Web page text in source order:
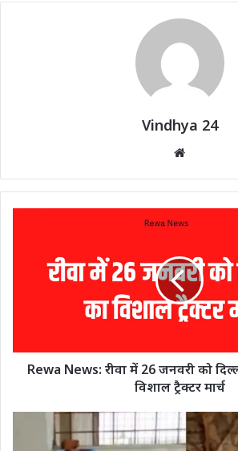
Vindhya 24
Rewa News: रीवा में 26 जनवरी को
विशाल ट्रैक्टर मार्च